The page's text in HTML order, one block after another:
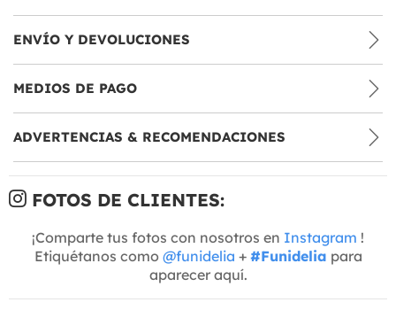
ENVÍO Y DEVOLUCIONES
MEDIOS DE PAGO
ADVERTENCIAS & RECOMENDACIONES
FOTOS DE CLIENTES:
¡Comparte tus fotos con nosotros en Instagram !
Etiquétanos como @funidelia + #Funidelia para
aparecer aquí.